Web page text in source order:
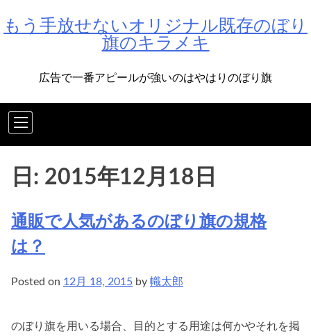
toもう手放せないオリジナル既存のぼり
旗のキラメキ
広告で一番アピールが強いのはやはりのぼり旗
日: 2015年12月18日
通販で人気があるのぼり旗の規格
は？
Posted on 12月 18, 2015 by 幟太郎
のぼり旗を用いる場合、目的とする用途は何かやそれを掲